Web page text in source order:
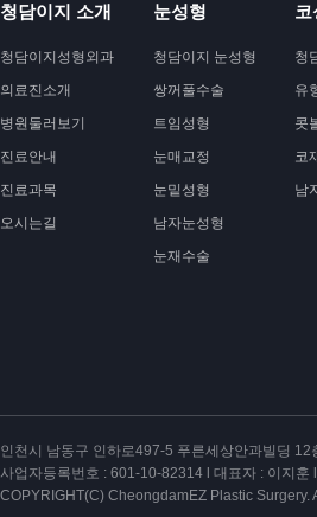
청담이지 소개
청담이지성형외과
의료진소개
병원둘러보기
진료안내
진료과목
오시는길
눈성형
청담이지 눈성형
쌍꺼풀수술
트임성형
눈매교정
눈밑성형
남자눈성형
눈재수술
코
청
유
콧
코
남
인천시 남동구 인하로497-5 푸른세상안과빌딩
사업자등록번호 : 601-10-82314 l 대표자 : 이지
COPYRIGHT(C) CheongdamEZ Plastic Surgery.